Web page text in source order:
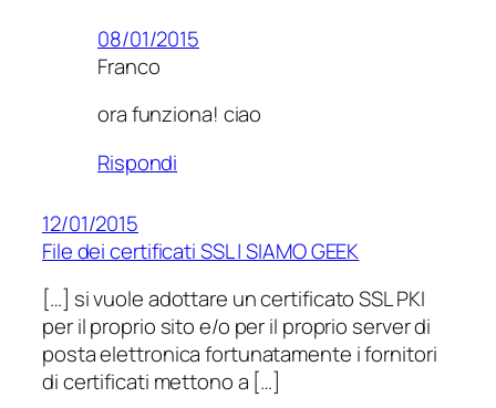
08/01/2015
Franco
ora funziona! ciao
Rispondi
12/01/2015
File dei certificati SSL | SIAMO GEEK
[…] si vuole adottare un certificato SSL PKI
per il proprio sito e/o per il proprio server di
posta elettronica fortunatamente i fornitori
di certificati mettono a […]